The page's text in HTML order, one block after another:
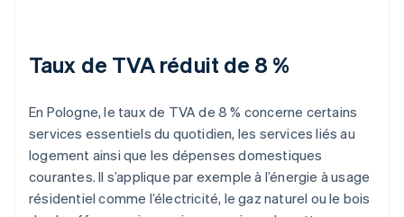
Taux de TVA réduit de 8 %
En Pologne, le taux de TVA de 8 % concerne certains
services essentiels du quotidien, les services liés au
logement ainsi que les dépenses domestiques
courantes. Il s’applique par exemple à l’énergie à usage
résidentiel comme l’électricité, le gaz naturel ou le bois